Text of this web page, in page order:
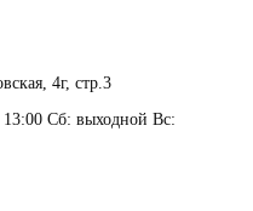
4г, стр.3
Сб: выходной Вс: